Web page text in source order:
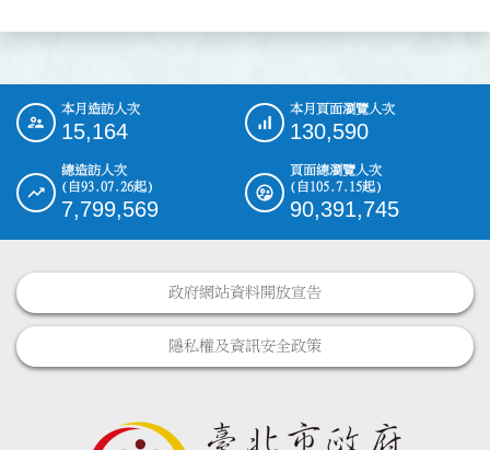
::: 本月造訪人次
15,164
本月頁面瀏覽人次
130,590
總造訪人次
(自93.07.26起)
7,799,569
頁面總瀏覽人次
(自105.7.15起)
90,391,745
政府網站資料開放宣告
隱私權及資訊安全政策